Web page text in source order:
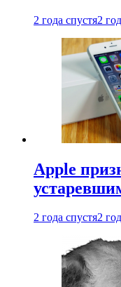
2 года спустя2
Apple
2 года спустя2